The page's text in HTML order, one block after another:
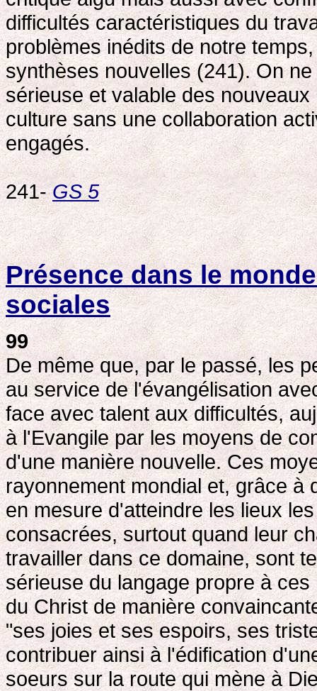
difficultés caractéristiques du
problèmes inédits de notre
synthèses nouvelles (241). On
sérieuse et valable des
culture sans une collaboration
engagés.
241-GS 5
Présence dans le
sociales
99
De même que, par le passé, les
au service de l'évangélisation
face avec talent aux difficultés,
à l'Evangile par les moyens de
d'une manière nouvelle. Ces
rayonnement mondial et, grâce
en mesure d'atteindre les lieux
consacrées, surtout quand leur
travailler dans ce domaine, sont
sérieuse du langage propre à
du Christ de manière
"ses joies et ses espoirs, ses
contribuer ainsi à l'édification
soeurs sur la route qui mène à